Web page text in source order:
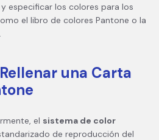
especificar los colores para los
el libro de colores Pantone o la
una Carta
el sistema de color
de reproducción del